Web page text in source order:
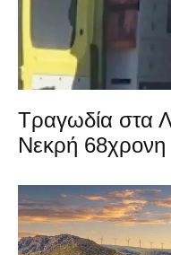
Τραγωδία στα
Νεκρή